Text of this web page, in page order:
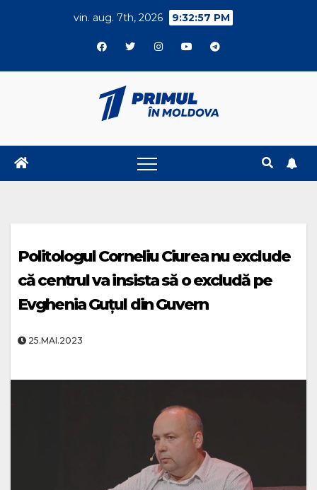
vin. aug. 7th, 2026 9:32:57 PM
Politologul Corneliu Ciurea nu exclude
că centrul va insista să o excludă pe
Evghenia Guțul din Guvern
25.MAI.2023